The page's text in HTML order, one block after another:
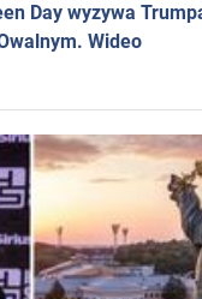
Day wyzywa
Wideo